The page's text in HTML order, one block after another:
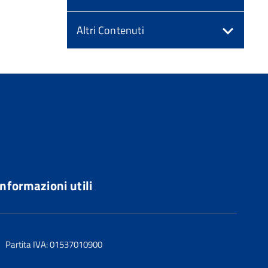
Altri Contenuti
utili
Partita IVA: 01537010900